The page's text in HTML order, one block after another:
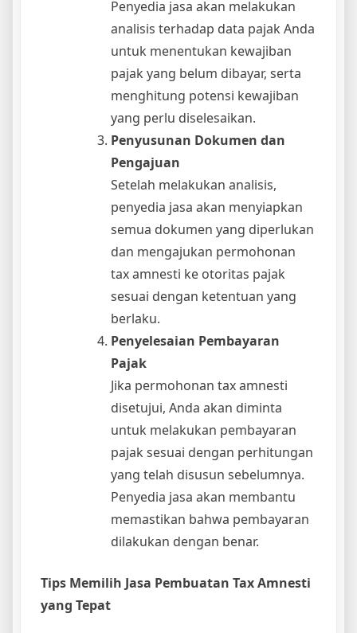
Penyedia jasa akan melakukan
analisis terhadap data pajak Anda
untuk menentukan kewajiban
pajak yang belum dibayar, serta
menghitung potensi kewajiban
yang perlu diselesaikan.
Penyusunan Dokumen dan
Pengajuan
Setelah melakukan analisis,
penyedia jasa akan menyiapkan
semua dokumen yang diperlukan
dan mengajukan permohonan
tax amnesti ke otoritas pajak
sesuai dengan ketentuan yang
berlaku.
Penyelesaian Pembayaran
Pajak
Jika permohonan tax amnesti
disetujui, Anda akan diminta
untuk melakukan pembayaran
pajak sesuai dengan perhitungan
yang telah disusun sebelumnya.
Penyedia jasa akan membantu
memastikan bahwa pembayaran
dilakukan dengan benar.
Tips Memilih Jasa Pembuatan Tax Amnesti
yang Tepat